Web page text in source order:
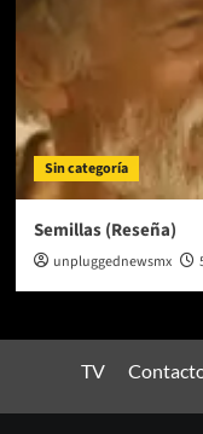
Sin categoría
Semillas (Reseña)
unpluggednewsmx
TV